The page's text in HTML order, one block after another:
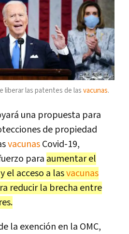
liberar las patentes de las vacunas.
una propuesta para
de propiedad
vacunasCovid-19,
para aumentar el
el acceso a lasvacunas
reducir la brecha entre
la exención en la OMC,